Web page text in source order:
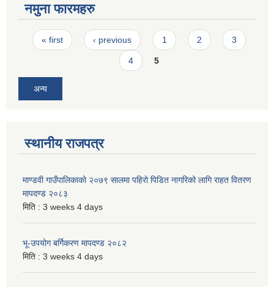
नमुना फारमहरु
Pages
« first ‹ previous 1 2 3
4 5
अन्य
स्थानीय राजपत्र
माण्डवी गाउँपालिकाको २०७९ सालमा पहिरो पिडित नागरिको लागि राहत वितरण
मापदण्ड २०८३
मिति : 3 weeks 4 days
भू-उपयोग बर्गिकरण मापदण्ड २०८२
मिति : 3 weeks 4 days